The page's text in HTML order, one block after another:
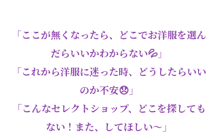
「ここが無くなったら、どこでお洋服を選ん
だらいいかわからない💦」
「これから洋服に迷った時、どうしたらいい
のか不安😞」
「こんなセレクトショップ、どこを探しても
ない！また、してほしい〜」